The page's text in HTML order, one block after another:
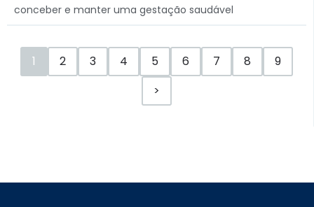
conceber e manter uma gestação saudável
1 2 3 4 5 6 7 8
9
>